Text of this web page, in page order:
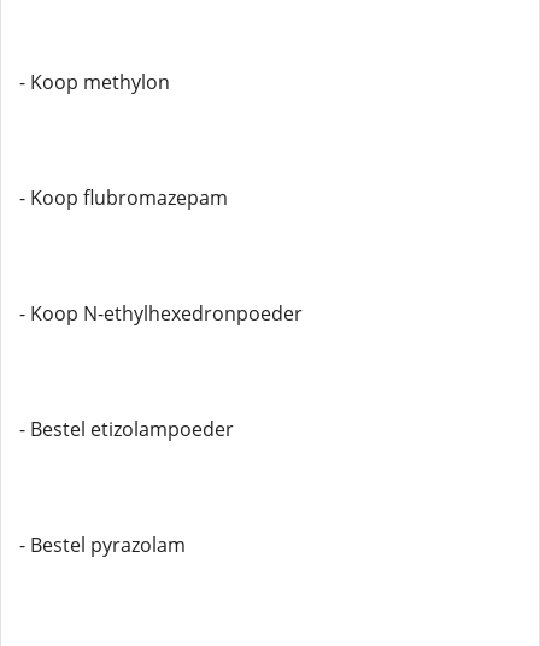
- Koop methylon
- Koop flubromazepam
- Koop N-ethylhexedronpoeder
- Bestel etizolampoeder
- Bestel pyrazolam